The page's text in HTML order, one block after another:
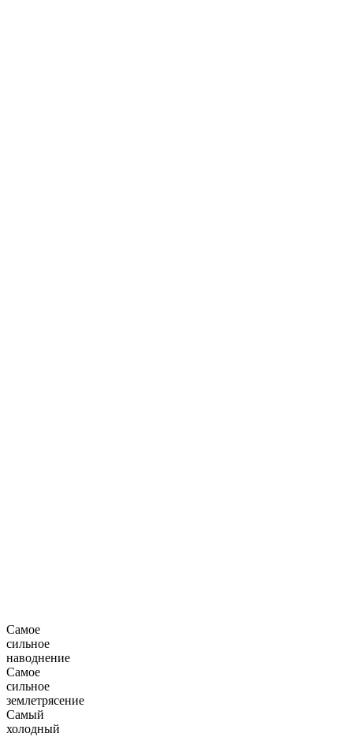
Самое
сильное
наводнение
Самое
сильное
землетрясение
Самый
холодный